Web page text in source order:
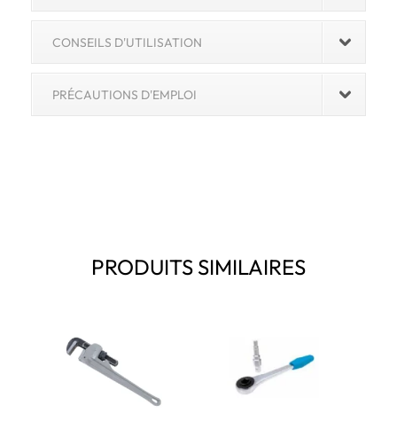
CONSEILS D'UTILISATION
PRÉCAUTIONS D'EMPLOI
PRODUITS SIMILAIRES